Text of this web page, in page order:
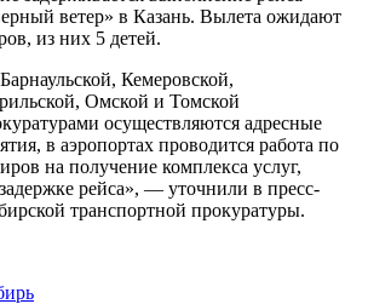
ветер» в Казань. Вылета ожидают
из них 5 детей.
Кемеровской,
Омской и Томской
осуществляются адресные
в аэропортах проводится работа по
на получение комплекса услуг,
рейса», — уточнили в пресс-
транспортной прокуратуры.